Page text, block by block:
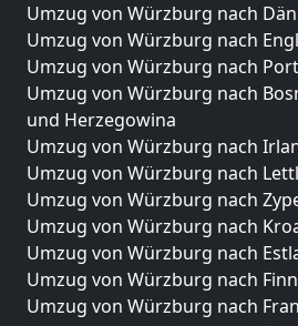
Umzug von Würzburg nach
Umzug von Würzburg nach
Umzug von Würzburg nach
Umzug von Würzburg nach
und Herzegowina
Umzug von Würzburg nach
Umzug von Würzburg nach
Umzug von Würzburg nach
Umzug von Würzburg nach
Umzug von Würzburg nach
Umzug von Würzburg nach
Umzug von Würzburg nach